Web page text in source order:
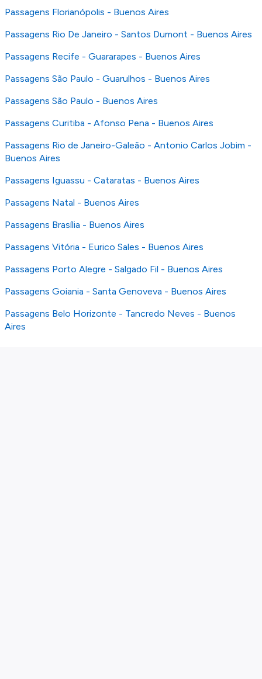
Passagens Florianópolis - Buenos Aires
Passagens Rio De Janeiro - Santos Dumont - Buenos Aires
Passagens Recife - Guararapes - Buenos Aires
Passagens São Paulo - Guarulhos - Buenos Aires
Passagens São Paulo - Buenos Aires
Passagens Curitiba - Afonso Pena - Buenos Aires
Passagens Rio de Janeiro-Galeão - Antonio Carlos Jobim -
Buenos Aires
Passagens Iguassu - Cataratas - Buenos Aires
Passagens Natal - Buenos Aires
Passagens Brasília - Buenos Aires
Passagens Vitória - Eurico Sales - Buenos Aires
Passagens Porto Alegre - Salgado Fil - Buenos Aires
Passagens Goiania - Santa Genoveva - Buenos Aires
Passagens Belo Horizonte - Tancredo Neves - Buenos
Aires